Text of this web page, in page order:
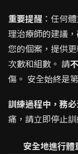
重要提醒 ：任何
理治療師的建議
您的個案，提供
次數和組數。 請
傷。 安全始終是
訓練過程中，務
痛，請立即停止
安全地進行體